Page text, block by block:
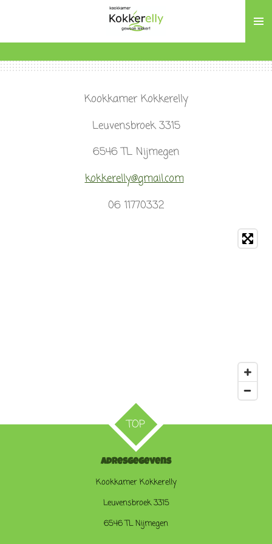
naar
de
Kookkamer Kokkerelly
Leuvensbroek 3315
6546 TL Nijmegen
kokkerelly@gmail.com
06 11770332
TOP
Adresgegevens
Kookkamer Kokkerelly
Leuvensbroek 3315
6546 TL Nijmegen